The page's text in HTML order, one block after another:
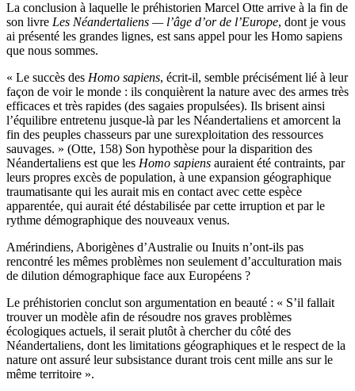
La conclusion à laquelle le préhistorien Marcel Otte arrive à la fin de
son livre Les Néandertaliens — l’âge d’or de l’Europe, dont je vous
ai présenté les grandes lignes, est sans appel pour les Homo sapiens
que nous sommes.
« Le succès des Homo sapiens, écrit-il, semble précisément lié à leur
façon de voir le monde : ils conquièrent la nature avec des armes très
efficaces et très rapides (des sagaies propulsées). Ils brisent ainsi
l’équilibre entretenu jusque-là par les Néandertaliens et amorcent la
fin des peuples chasseurs par une surexploitation des ressources
sauvages. » (Otte, 158) Son hypothèse pour la disparition des
Néandertaliens est que les Homo sapiens auraient été contraints, par
leurs propres excès de population, à une expansion géographique
traumatisante qui les aurait mis en contact avec cette espèce
apparentée, qui aurait été déstabilisée par cette irruption et par le
rythme démographique des nouveaux venus.
Amérindiens, Aborigènes d’Australie ou Inuits n’ont-ils pas
rencontré les mêmes problèmes non seulement d’acculturation mais
de dilution démographique face aux Européens ?
Le préhistorien conclut son argumentation en beauté : « S’il fallait
trouver un modèle afin de résoudre nos graves problèmes
écologiques actuels, il serait plutôt à chercher du côté des
Néandertaliens, dont les limitations géographiques et le respect de la
nature ont assuré leur subsistance durant trois cent mille ans sur le
même territoire ».